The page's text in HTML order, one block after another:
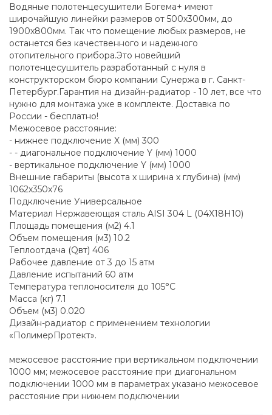
Водяные полотенцесушители Богема+ имеют
широчайшую линейки размеров от 500х300мм, до
1900х800мм. Так что помещение любых размеров, не
останется без качественного и надежного
отопительного прибора.Это новейший
полотенцесушитель разработанный с нуля в
конструкторском бюро компании Сунержа в г. Санкт-
Петербург.Гарантия на дизайн-радиатор - 10 лет, все что
нужно для монтажа уже в комплекте. Доставка по
России - бесплатно!
Межосевое расстояние:
- нижнее подключение X (мм) 300
- - диагональное подключение Y (мм) 1000
- вертикальное подключение Y (мм) 1000
Внешние габариты (высота х ширина х глубина) (мм)
1062х350x76
Подключение Универсальное
Материал Нержавеющая сталь AISI 304 L (04X18H10)
Площадь помещения (м2) 4.1
Объем помещения (м3) 10.2
Теплоотдача (Qвт) 406
Рабочее давление от 3 до 15 атм
Давление испытаний 60 атм
Температура теплоносителя до 105°С
Масса (кг) 7.1
Объем (м3) 0.020
Дизайн-радиатор с применением технологии
«ПолимерПротект».
межосевое расстояние при вертикальном подключении
1000 мм; межосевое расстояние при диагональном
подключении 1000 мм в параметрах указано межосевое
расстояние при нижнем подключении